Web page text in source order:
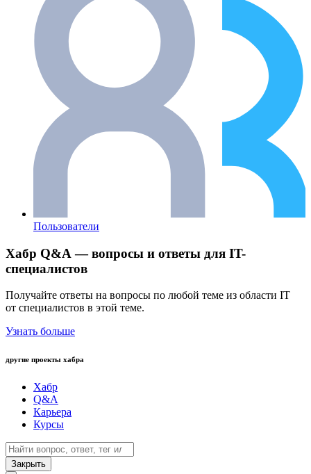
Пользователи
Хабр Q&A — вопросы и ответы для IT-
специалистов
Получайте ответы на вопросы по любой теме из области IT
от специалистов в этой теме.
Узнать больше
другие проекты хабра
Хабр
Q&A
Карьера
Курсы
Закрыть